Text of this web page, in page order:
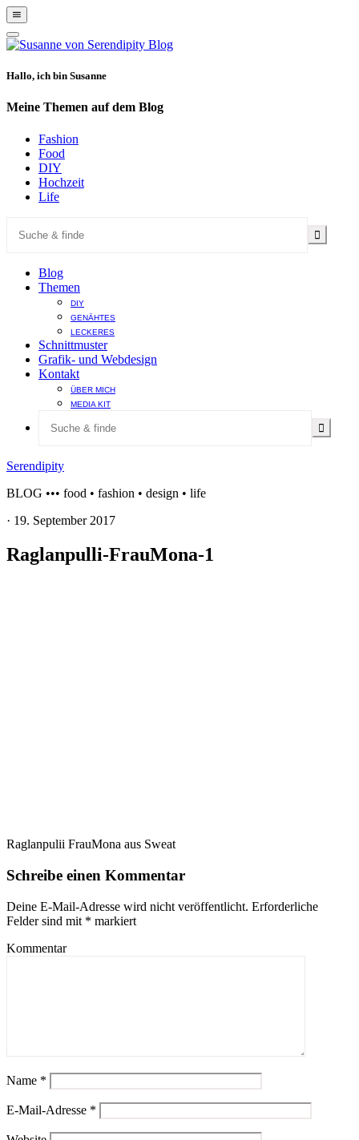
Show
Offscreen
Content
Hide
Offscreen
Hallo, ich bin Susanne
Meine Themen auf dem Blog
Fashion
Food
DIY
Hochzeit
Life
Blog
Themen
DIY
GENÄHTES
LECKERES
Schnittmuster
Grafik- und Webdesign
Kontakt
ÜBER MICH
MEDIA KIT
Serendipity
BLOG ••• food • fashion • design • life
· 19. September 2017
Raglanpulli-FrauMona-1
Raglanpulii FrauMona aus Sweat
Schreibe einen Kommentar
Deine E-Mail-Adresse wird nicht veröffentlicht. Erforderliche
Felder sind mit * markiert
Kommentar
Name *
E-Mail-Adresse *